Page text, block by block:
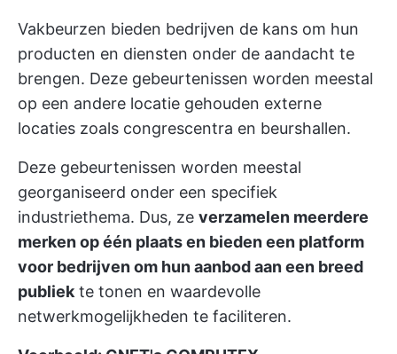
Vakbeurzen bieden bedrijven de kans om hun
producten en diensten onder de aandacht te
brengen. Deze gebeurtenissen worden meestal
op een andere locatie gehouden externe
locaties zoals congrescentra en beurshallen.
Deze gebeurtenissen worden meestal
georganiseerd onder een specifiek
industriethema. Dus, ze verzamelen meerdere
merken op één plaats en bieden een platform
voor bedrijven om hun aanbod aan een breed
publiek te tonen en waardevolle
netwerkmogelijkheden te faciliteren.